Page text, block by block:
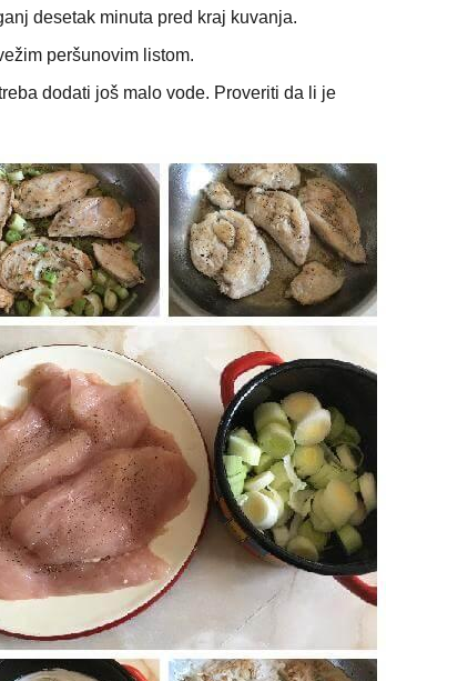
desetak minuta pred kraj kuvanja.
peršunovim listom.
dodati još malo vode. Proveriti da li je